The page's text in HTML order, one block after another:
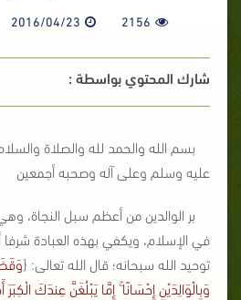
2156
2016/04/23
شارك المحتوي بواسطة :
بسم الله والحمد لله والصلاة
عليه وسلم وعلى آله وصحبه أجمعين
بر الوالدين من أعظم سبل النجاة،
في الإسلام، ويكفي بهذه العبادة شرفا
توحيد الله سبحانه؛ قال الله تعالى: {
وَبِالْوَالِدَيْنِ إِحْسَانًا ۚ إِمَّا يَبْلُغَنَّ عِندَكَ